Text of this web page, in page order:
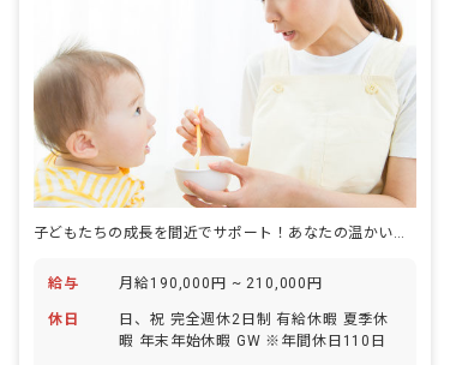
給与 月給190,000円 ~ 210,000円
休日
日、祝 完全週休2日制 有給休暇 夏季休
暇 年末年始休暇 GW ※年間休日110日